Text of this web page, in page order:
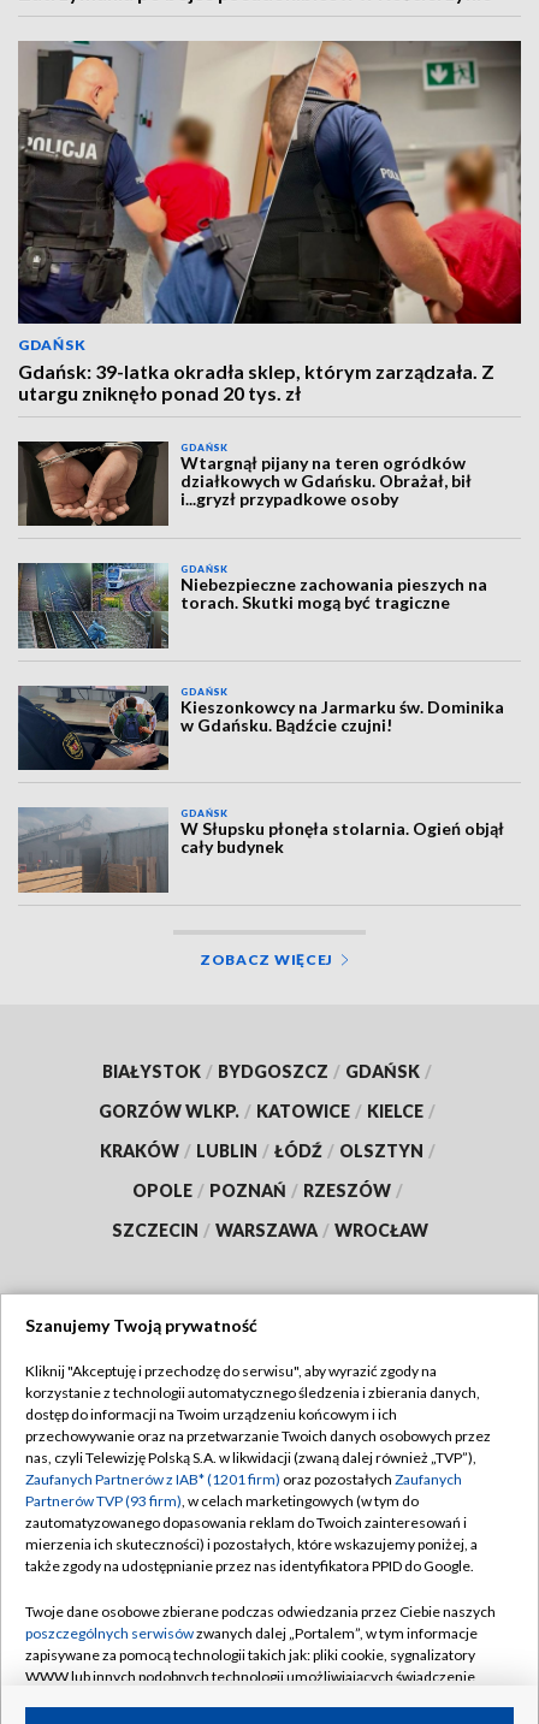
GDAŃSK
Gdańsk: 39-latka okradła sklep, którym zarządzała. Z
utargu zniknęło ponad 20 tys. zł
GDAŃSK
Wtargnął pijany na teren ogródków
działkowych w Gdańsku. Obrażał, bił
i...gryzł przypadkowe osoby
GDAŃSK
Niebezpieczne zachowania pieszych na
torach. Skutki mogą być tragiczne
GDAŃSK
Kieszonkowcy na Jarmarku św. Dominika
w Gdańsku. Bądźcie czujni!
GDAŃSK
W Słupsku płonęła stolarnia. Ogień objął
cały budynek
ZOBACZ WIĘCEJ
BIAŁYSTOK / BYDGOSZCZ / GDAŃSK /
GORZÓW WLKP. / KATOWICE / KIELCE /
KRAKÓW / LUBLIN / ŁÓDŹ / OLSZTYN /
OPOLE / POZNAŃ / RZESZÓW /
SZCZECIN / WARSZAWA / WROCŁAW
TVP
Abonament TVP
Emisja w TVP
Centrum informacji TVP
Naziemna Telewizja Cyfrowa
Rada Programowa
System NOS
Informacje o nadawcy
Regulamin TVP
Polityka prywatności
Moje zgody
Pomoc
Kontakt
Kanały
Szanujemy Twoją prywatność
Kliknij "Akceptuję i przechodzę do serwisu", aby wyrazić zgody na
korzystanie z technologii automatycznego śledzenia i zbierania danych,
dostęp do informacji na Twoim urządzeniu końcowym i ich
przechowywanie oraz na przetwarzanie Twoich danych osobowych przez
nas, czyli Telewizję Polską S.A. w likwidacji (zwaną dalej również „TVP”),
Zaufanych Partnerów z IAB* (1201 firm) oraz pozostałych Zaufanych
Partnerów TVP (93 firm), w celach marketingowych (w tym do
zautomatyzowanego dopasowania reklam do Twoich zainteresowań i
mierzenia ich skuteczności) i pozostałych, które wskazujemy poniżej, a
także zgody na udostępnianie przez nas identyfikatora PPID do Google.
Twoje dane osobowe zbierane podczas odwiedzania przez Ciebie naszych
poszczególnych serwisówzwanych dalej „Portalem”, w tym informacje
zapisywane za pomocą technologii takich jak: pliki cookie, sygnalizatory
WWW lub innych podobnych technologii umożliwiających świadczenie